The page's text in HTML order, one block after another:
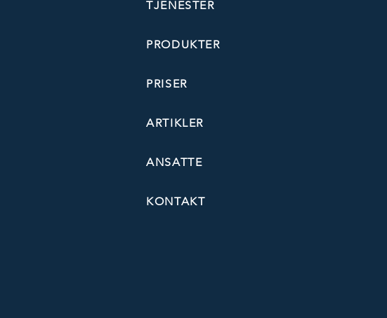
TJENESTER
PRODUKTER
PRISER
ARTIKLER
ANSATTE
KONTAKT